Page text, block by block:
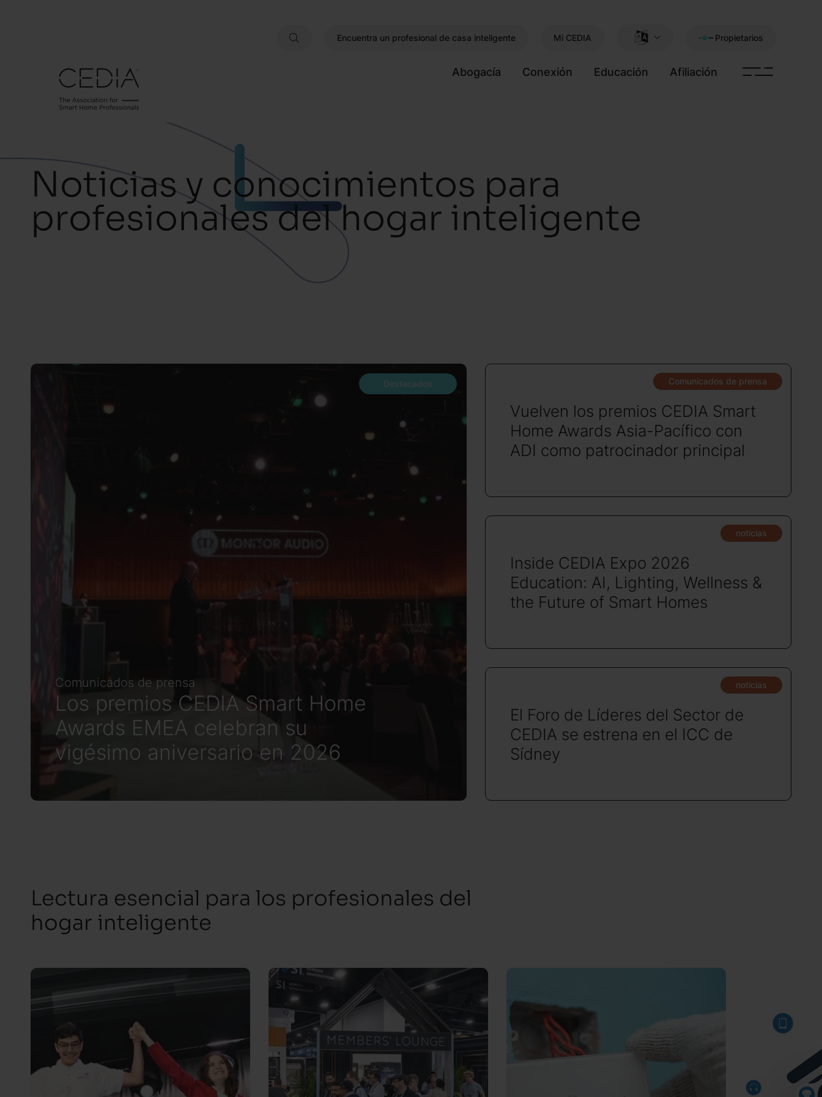
Encuentra un profesional de casa inteligente Mi CEDIA Propietarios
Abogacía Conexión Educación Afiliación
Noticias y conocimientos para
profesionales del hogar inteligente
Destacados
Comunicados de prensa
Los premios CEDIA Smart Home
Awards EMEA celebran su
vigésimo aniversario en 2026
Comunicados de prensa
Vuelven los premios CEDIA Smart
Home Awards Asia-Pacífico con
ADI como patrocinador principal
noticias
Inside CEDIA Expo 2026
Education: AI, Lighting, Wellness &
the Future of Smart Homes
noticias
El Foro de Líderes del Sector de
CEDIA se estrena en el ICC de
Sídney
Lectura esencial para los profesionales del
hogar inteligente